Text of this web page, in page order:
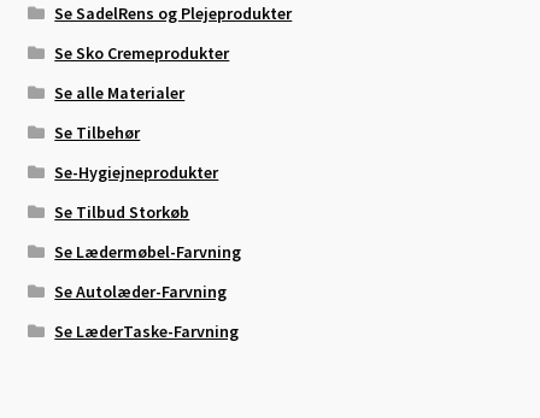
Se SadelRens og Plejeprodukter
Se Sko Cremeprodukter
Se alle Materialer
Se Tilbehør
Se-Hygiejneprodukter
Se Tilbud Storkøb
Se Lædermøbel-Farvning
Se Autolæder-Farvning
Se LæderTaske-Farvning